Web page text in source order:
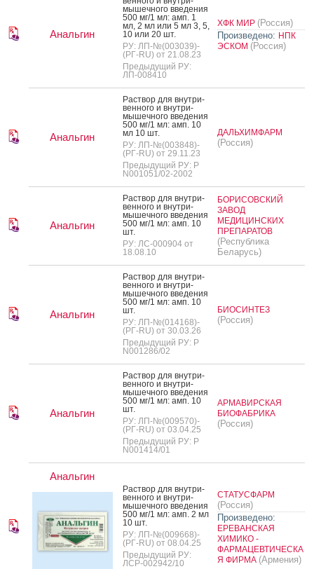
Анальгин
мышеч­но­го вве­дения
500 мг/1 мл: амп. 1
мл, 2 мл или 5 мл 3, 5,
10 или 20 шт.
РУ: ЛП-№(003039)-
(РГ-RU) от 21.08.23
Предыдущий РУ:
ЛП-008410
ХФК МИР (Россия)
Произведено: НПК
ЭСКОМ (Россия)
Анальгин
Рас­твор для внут­ри­
вен­но­го и внут­ри­
мышеч­но­го вве­дения
500 мг/1 мл: амп. 10
мл 10 шт.
РУ: ЛП-№(003848)-
(РГ-RU) от 29.11.23
Предыдущий РУ: Р
N001051/02-2002
ДАЛЬХИМФАРМ
(Россия)
Анальгин
Рас­твор для внут­ри­
вен­но­го и внут­ри­
мышеч­но­го вве­дения
500 мг/1 мл: амп. 10
шт.
РУ: ЛС-000904 от
18.08.10
БОРИСОВСКИЙ
ЗАВОД
МЕДИЦИНСКИХ
ПРЕПАРАТОВ
(Республика
Беларусь)
Анальгин
Рас­твор для внут­ри­
вен­но­го и внут­ри­
мышеч­но­го вве­дения
500 мг/1 мл: амп. 10
шт.
РУ: ЛП-№(014168)-
(РГ-RU) от 30.03.26
Предыдущий РУ: Р
N001286/02
БИОСИНТЕЗ
(Россия)
Анальгин
Рас­твор для внут­ри­
вен­но­го и внут­ри­
мышеч­но­го вве­дения
500 мг/1 мл: амп. 10
шт.
РУ: ЛП-№(009570)-
(РГ-RU) от 03.04.25
Предыдущий РУ: Р
N001414/01
АРМАВИРСКАЯ
БИОФАБРИКА
(Россия)
Анальгин
Рас­твор для внут­ри­
вен­но­го и внут­ри­
мышеч­но­го вве­дения
500 мг/1 мл: амп. 2 мл
10 шт.
РУ: ЛП-№(009668)-
(РГ-RU) от 08.04.25
Предыдущий РУ:
ЛСР-002942/10
СТАТУСФАРМ
(Россия)
Произведено:
ЕРЕВАНСКАЯ
ХИМИКО -
ФАРМАЦЕВТИЧЕСКА
Я ФИРМА (Армения)